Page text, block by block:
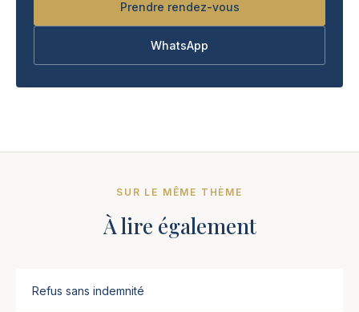
Prendre rendez-vous
WhatsApp
SUR LE MÊME THÈME
À lire également
Refus sans indemnité